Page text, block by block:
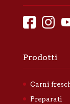
Prodotti
Carni
Preparati